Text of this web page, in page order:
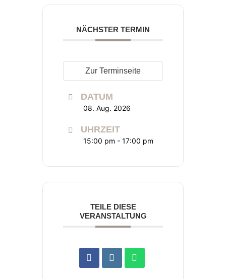
NÄCHSTER TERMIN
Zur Terminseite
DATUM
08. Aug. 2026
UHRZEIT
15:00 pm - 17:00 pm
TEILE DIESE
VERANSTALTUNG